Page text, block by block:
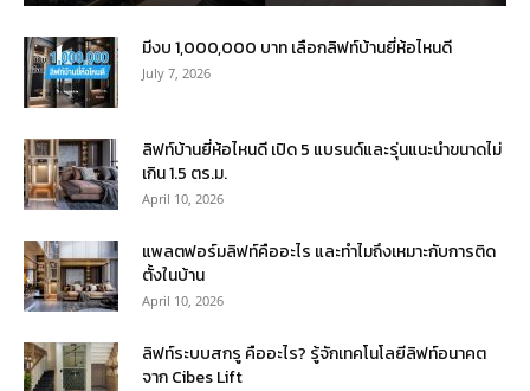
มีงบ 1,000,000 บาท เลือกลิฟท์บ้านยี่ห้อไหนดี
July 7, 2026
ลิฟท์บ้านยี่ห้อไหนดี เปิด 5 แบรนด์และรุ่นแนะนำขนาดไม่
เกิน 1.5 ตร.ม.
April 10, 2026
แพลตฟอร์มลิฟท์คืออะไร และทำไมถึงเหมาะกับการติด
ตั้งในบ้าน
April 10, 2026
ลิฟท์ระบบสกรู คืออะไร? รู้จักเทคโนโลยีลิฟท์อนาคต
จาก Cibes Lift